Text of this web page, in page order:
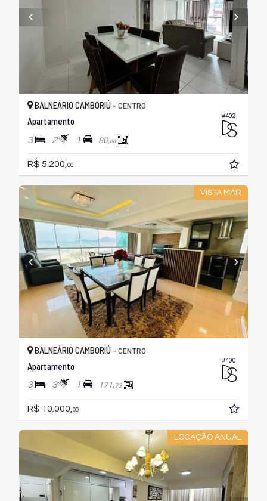
#402
BALNEÁRIO CAMBORIÚ - CENTRO
Apartamento
3 2 1 80,00
R$ 5.200,00
VISTA MAR
#400
BALNEÁRIO CAMBORIÚ - CENTRO
Apartamento
3 3 1 171,73
R$ 10.000, 00
LOCAÇÃO ANUAL